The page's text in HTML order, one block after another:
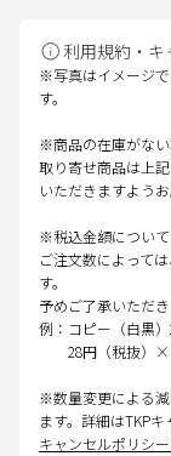
利用規約・キ
※写真はイメージ
す。
※商品の在庫がない
取り寄せ商品は上
いただきますよう
※税込金額について
ご注文数によって
す。
予めご了承いただ
例：コピー（白黒
28円（税抜）
※数量変更による
ます。詳細はTKP
キャンセルポリシ